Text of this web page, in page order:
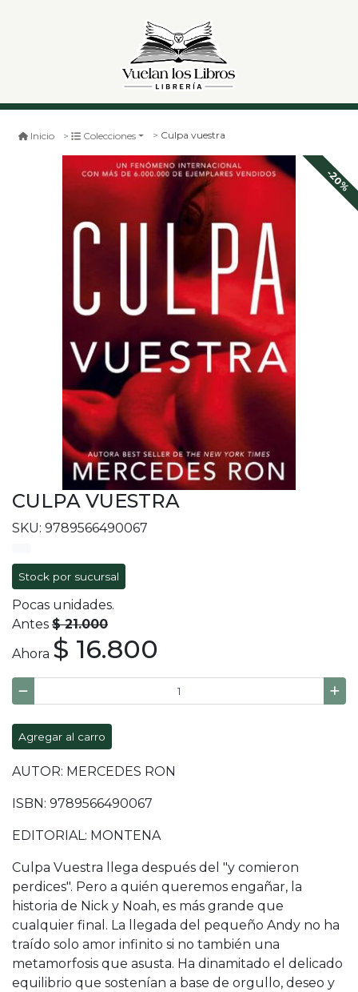
Inicio Colecciones Culpa vuestra
-20%
CULPA VUESTRA
SKU: 9789566490067
Stock por sucursal
Pocas unidades.
Antes $ 21.000
Ahora $ 16.800
Agregar al carro
AUTOR: MERCEDES RON
ISBN: 9789566490067
EDITORIAL: MONTENA
Culpa Vuestra llega después del "y comieron
perdices". Pero a quién queremos engañar, la
historia de Nick y Noah, es más grande que
cualquier final. La llegada del pequeño Andy no ha
traído solo amor infinito si no también una
metamorfosis que asusta. Ha dinamitado el delicado
equilibrio que sostenían a base de orgullo, deseo y